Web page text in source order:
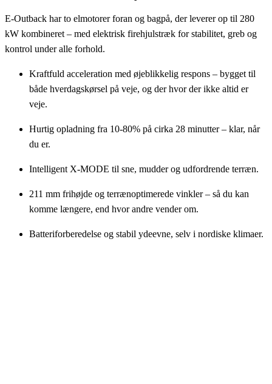
E-Outback har to elmotorer foran og bagpå, der leverer op til 280
kW kombineret – med elektrisk firehjulstræk for stabilitet, greb og
kontrol under alle forhold.
Kraftfuld acceleration med øjeblikkelig respons – bygget til
både hverdagskørsel på veje, og der hvor der ikke altid er
veje.
Hurtig opladning fra 10-80% på cirka 28 minutter – klar, når
du er.
Intelligent X-MODE til sne, mudder og udfordrende terræn.
211 mm frihøjde og terrænoptimerede vinkler – så du kan
komme længere, end hvor andre vender om.
Batteriforberedelse og stabil ydeevne, selv i nordiske klimaer.